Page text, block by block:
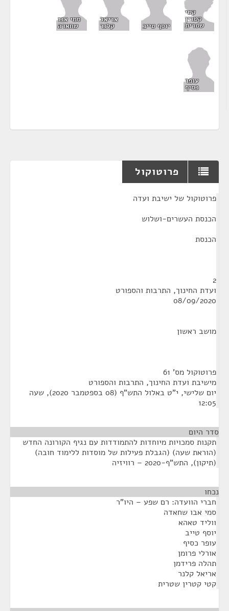
קטי
קטרין
שטרית יוסף טייב
אריאל
קלנר
סמי אבו
שחאדה
עופר
כסיף
פרוטוקול
פרוטוקול של ישיבת ועדה
הכנסת העשרים-ושלוש
הכנסת
2
ועדת החינוך, התרבות והספורט
08/09/2020
מושב ראשון
פרוטוקול מס' 61
מישיבת ועדת החינוך, התרבות והספורט
יום שלישי, י"ט באלול התש"ף (08 בספטמבר 2020), שעה
12:05
סדר היום
תקנות סמכויות מיוחדות להתמודדות עם נגיף הקורונה החדש
(הוראת שעה) (הגבלת פעילות של מוסדות ללימוד חובה)
(תיקון), התש"ף-2020 – רוויזיה
נכחו
חברי הוועדה: רם שפע – היו"ר
סמי אבו שחאדה
ווליד טאהא
יוסף טייב
עופר כסיף
אורלי פרומן
תהלה פרידמן
אריאל קלנר
קטי קטרין שטרית